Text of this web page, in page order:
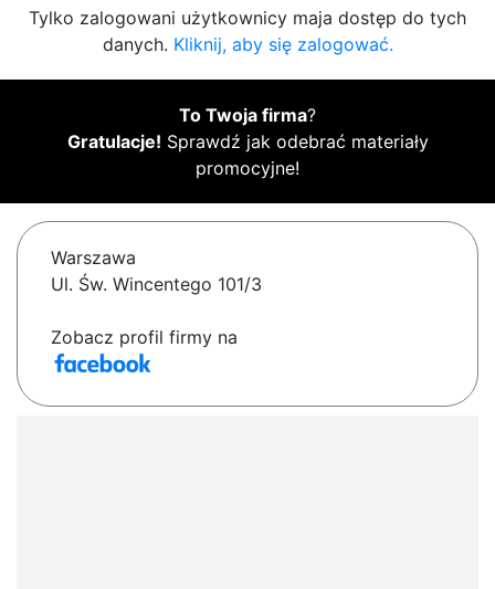
Tylko zalogowani użytkownicy maja dostęp do tych
danych. Kliknij, aby się zalogować.
To Twoja firma?
Gratulacje! Sprawdź jak odebrać materiały
promocyjne!
Warszawa
Ul. Św. Wincentego 101/3
Zobacz profil firmy na